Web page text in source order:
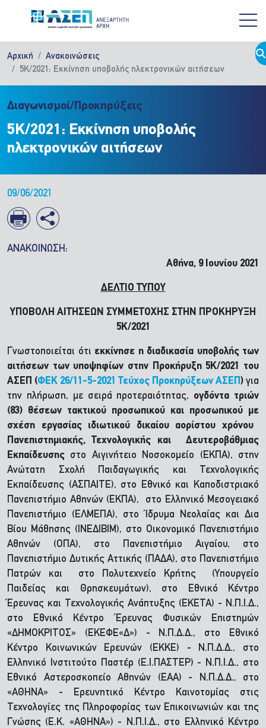
Αρχική
Ανακοινώσεις
5Κ/2021: Εκκίνηση υποβολής ηλεκτρονικών αιτήσεων
Διαγωνισμοί/Προκηρύξεις
5Κ/2021: Εκκίνηση υποβολής
ηλεκτρονικών αιτήσεων
09/06/2021
ΑΝΑΚΟΙΝΩΣΗ:
Αθήνα, 9 Ιουνίου 2021
ΔΕΛΤΙΟ ΤΥΠΟΥ
ΥΠΟΒΟΛΗ ΑΙΤΗΣΕΩΝ ΣΥΜΜΕΤΟΧΗΣ ΣΤΗΝ ΠΡΟΚΗΡΥΞΗ
5Κ/2021
Γνωστοποιείται ότι εκκίνησε η διαδικασία υποβολής των
αιτήσεων των υποψηφίων στην Προκήρυξη 5Κ/2021 του
ΑΣΕΠ (ΦΕΚ 26/11-5-2021 Τεύχος Προκηρύξεων ΑΣΕΠ ) για
την πλήρωση, με σειρά προτεραιότητας, ογδόντα τριών
(83) θέσεων τακτικού προσωπικού και προσωπικού με
σχέση εργασίας ιδιωτικού δικαίου αορίστου χρόνου
Πανεπιστημιακής, Τεχνολογικής και Δευτεροβάθμιας
Εκπαίδευσης στο Αιγινήτειο Νοσοκομείο (ΕΚΠΑ), στην
Ανώτατη Σχολή Παιδαγωγικής και Τεχνολογικής
Εκπαίδευσης (ΑΣΠΑΙΤΕ), στο Εθνικό και Καποδιστριακό
Πανεπιστήμιο Αθηνών (ΕΚΠΑ), στο Ελληνικό Μεσογειακό
Πανεπιστήμιο (ΕΛΜΕΠΑ), στο Ίδρυμα Νεολαίας και Δια
Βίου Μάθησης (ΙΝΕΔΙΒΙΜ), στο Οικονομικό Πανεπιστήμιο
Αθηνών (ΟΠΑ), στο Πανεπιστήμιο Αιγαίου, στο
Πανεπιστήμιο Δυτικής Αττικής (ΠΑΔΑ), στο Πανεπιστήμιο
Πατρών και στο Πολυτεχνείο Κρήτης (Υπουργείο
Παιδείας και Θρησκευμάτων), στο Εθνικό Κέντρο
Έρευνας και Τεχνολογικής Ανάπτυξης (ΕΚΕΤΑ) - Ν.Π.Ι.Δ.,
στο Εθνικό Κέντρο Έρευνας Φυσικών Επιστημών
«ΔΗΜΟΚΡΙΤΟΣ» (ΕΚΕΦΕ«Δ») - Ν.Π.Δ.Δ., στο Εθνικό
Κέντρο Κοινωνικών Ερευνών (ΕΚΚΕ) - Ν.Π.Δ.Δ., στο
Ελληνικό Ινστιτούτο Παστέρ (Ε.Ι.ΠΑΣΤΕΡ) - Ν.Π.Ι.Δ., στο
Εθνικό Αστεροσκοπείο Αθηνών (ΕΑΑ) - Ν.Π.Δ.Δ., στο
«ΑΘΗΝΑ» - Ερευνητικό Κέντρο Καινοτομίας στις
Τεχνολογίες της Πληροφορίας των Επικοινωνιών και της
Γνώσης (Ε.Κ. «ΑΘΗΝΑ») - Ν.Π.Ι.Δ., στο Ελληνικό Κέντρο